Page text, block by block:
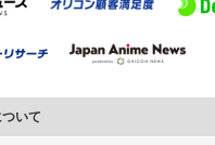
いて